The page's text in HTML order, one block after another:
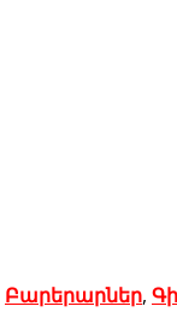
Բարերարներ,